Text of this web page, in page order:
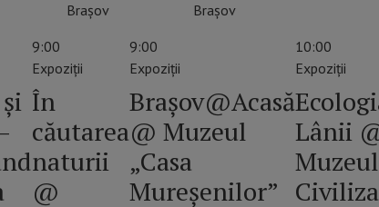
Brașov
Brașov
9:00
Expoziții
În
căutarea
naturii
@
9:00
Expoziții
Braşov@Acasă
@ Muzeul
„Casa
Mureşenilor”
10:00
Expoziții
Lânii
Muzeul